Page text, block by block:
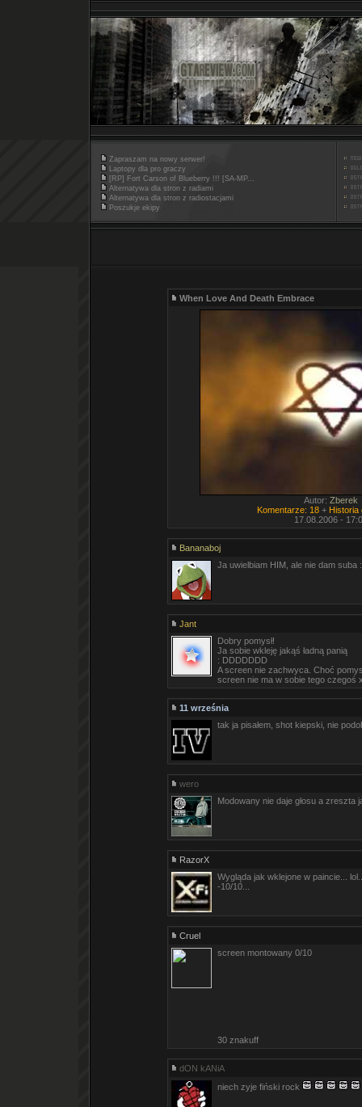
Zapraszam na nowy serwer!
Laptopy dla pro graczy
[RP] Fort Carson of Blueberry !!! [SA-MP...
Alternatywa dla stron z radiami
Alternatywa dla stron z radiostacjami
Poszukje ekipy
When Love And Death Embrace
Autor: Zberek
Komentarze: 18 + Historia
17.08.2006 -
Bananaboj
Ja uwielbiam HIM, ale nie dam suba
Jant
Dobry pomysł!
Ja sobie wkleję jakąś ładną panią
: DDDDDDD
A screen nie zachwyca. Choć
screen nie ma w sobie tego czegoś
11 września
tak ja pisałem, shot kiepski, nie
wero
Modowany nie daje głosu a zreszta
RazorX
Wygląda jak wklejone w paincie...
-10/10...
Cruel
screen montowany 0/10
30 znakuff
dON kANiA
niech zyje fiński rock